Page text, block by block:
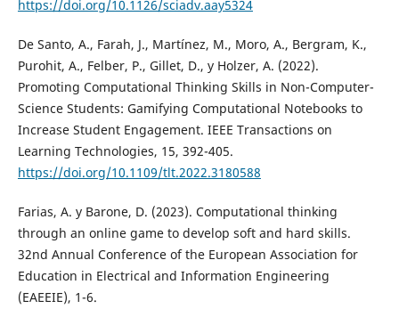
https://doi.org/10.1126/sciadv.aay5324
De Santo, A., Farah, J., Martínez, M., Moro, A., Bergram, K.,
Purohit, A., Felber, P., Gillet, D., y Holzer, A. (2022).
Promoting Computational Thinking Skills in Non-Computer-
Science Students: Gamifying Computational Notebooks to
Increase Student Engagement. IEEE Transactions on
Learning Technologies, 15, 392-405.
https://doi.org/10.1109/tlt.2022.3180588
Farias, A. y Barone, D. (2023). Computational thinking
through an online game to develop soft and hard skills.
32nd Annual Conference of the European Association for
Education in Electrical and Information Engineering
(EAEEIE), 1-6.